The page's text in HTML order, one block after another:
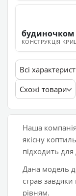
КОНСТРУКЦІЯ
будиночком
Всі
Схожі товари
Наша
якісну
підходить
Дана модель
страв
рівням.